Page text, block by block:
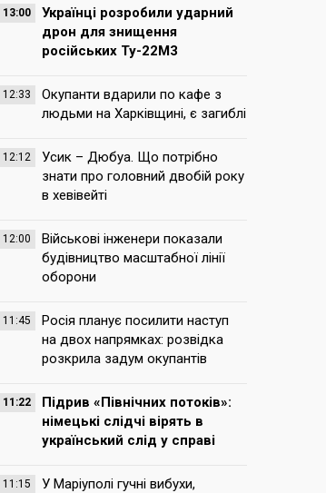
13:00
Українці розробили ударний
дрон для знищення
російських Ту-22М3
12:33
Окупанти вдарили по кафе з
людьми на Харківщині, є загиблі
12:12
Усик – Дюбуа. Що потрібно
знати про головний двобій року
в хевівейті
12:00
Військові інженери показали
будівництво масштабної лінії
оборони
11:45
Росія планує посилити наступ
на двох напрямках: розвідка
розкрила задум окупантів
11:22
Підрив «Північних потоків»:
німецькі слідчі вірять в
український слід у справі
11:15
У Маріуполі гучні вибухи,